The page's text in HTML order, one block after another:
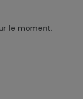
le moment.